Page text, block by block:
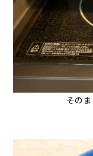
その